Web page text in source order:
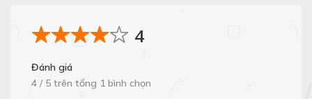
4
Đánh giá
4 / 5 trên tổng 1 bình chọn